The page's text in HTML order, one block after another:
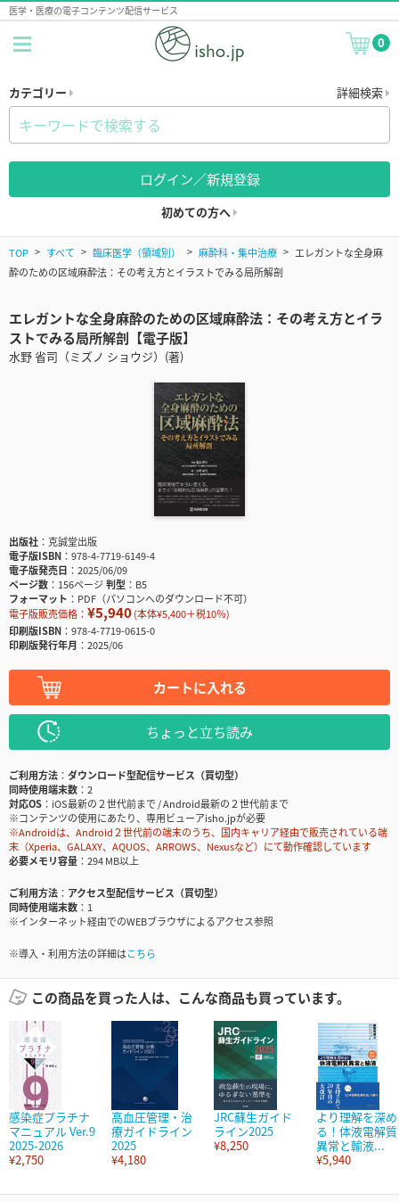
医学・医療の電子コンテンツ配信サービス
0
カテゴリー 詳細検索
ログイン／新規登録
初めての方へ
TOP すべて 臨床医学（領域別） 麻酔科・集中治療
エレガントな全身麻
酔のための区域麻酔法：その考え方とイラストでみる局所解剖
エレガントな全身麻酔のための区域麻酔法：その考え方とイラ
ストでみる局所解剖【電子版】
水野 省司（ミズノ ショウジ）(著)
出版社
克誠堂出版
電子版ISBN
978-4-7719-6149-4
電子版発売日
2025/06/09
ページ数
156ページ判型
B5
フォーマット
PDF（パソコンへのダウンロード不可）
電子版販売価格： ¥5,940(本体¥5,400＋税10％)
印刷版ISBN
978-4-7719-0615-0
印刷版発行年月
2025/06
カートに入れる
ちょっと立ち読み
ご利用方法
ダウンロード型配信サービス（買切型）
同時使用端末数
2
対応OS
iOS最新の２世代前まで / Android最新の２世代前まで
※コンテンツの使用にあたり、専用ビューアisho.jpが必要
※Androidは、Android２世代前の端末のうち、国内キャリア経由で販売されている端
末（Xperia、GALAXY、AQUOS、ARROWS、Nexusなど）にて動作確認しています
必要メモリ容量
294 MB以上
ご利用方法
アクセス型配信サービス（買切型）
同時使用端末数
1
※インターネット経由でのWEBブラウザによるアクセス参照
※導入・利用方法の詳細はこちら
この商品を買った人は、こんな商品も買っています。
感染症プラチナ
マニュアル Ver.9
2025-2026
¥2,750
高血圧管理・治
療ガイドライン
2025
¥4,180
JRC蘇生ガイド
ライン2025
¥8,250
より理解を深め
る！体液電解質
異常と輸液...
¥5,940